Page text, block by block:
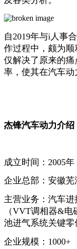
自2019年与i人事
作过程中，颇为
仅解决了原来的
率，使其在汽车动
杰锋汽车动力介绍
成立时间：2005年
企业总部：安徽芜
主营业务：汽车
（VVT调相器&
池进气系统关键零
企业规模：1000+